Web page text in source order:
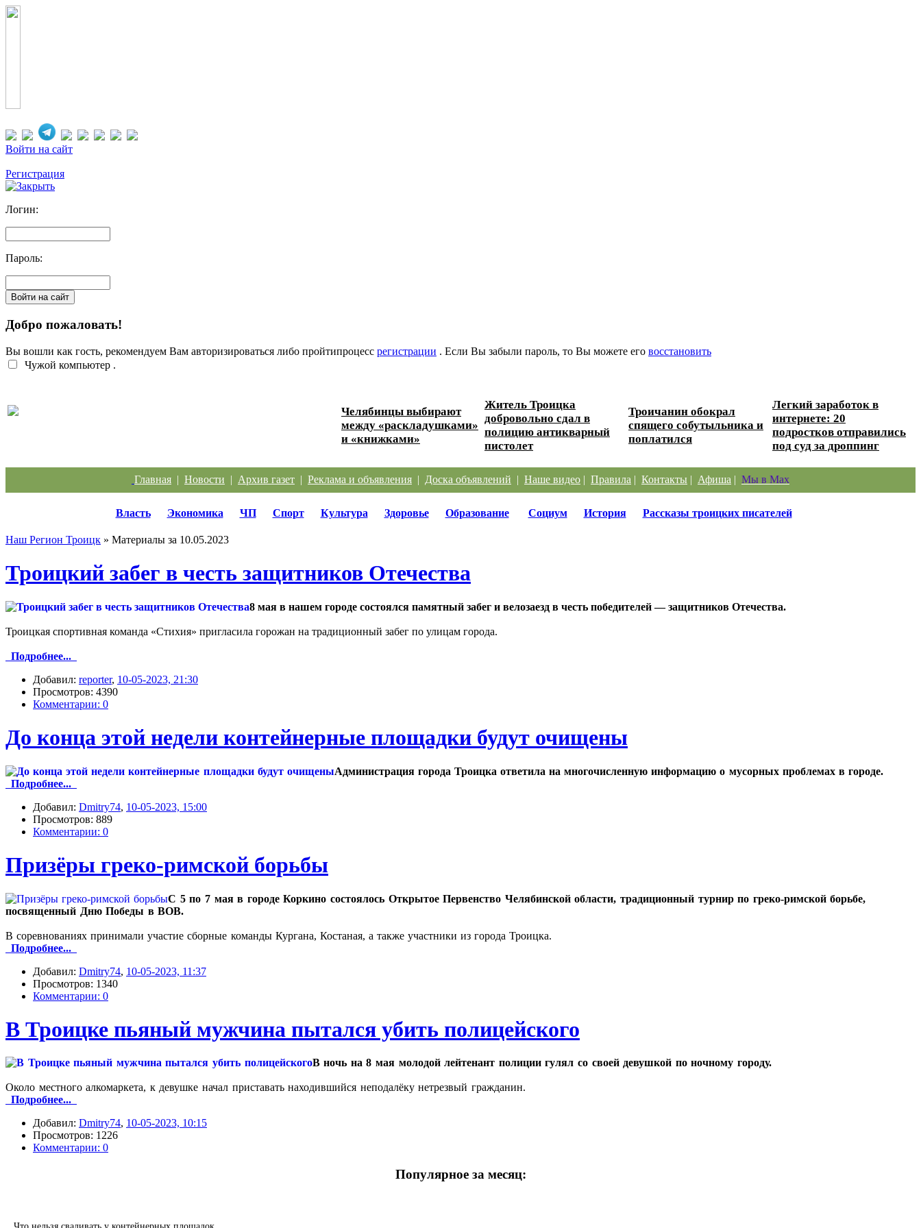
Войти на сайт
Регистрация
Логин:
Пароль:
Добро пожаловать!
Вы вошли как гость, рекомендуем Вам авторизироваться либо пройтипроцесс регистрации . Если Вы забыли пароль, то Вы можете его восстановить
Чужой компьютер .
Челябинцы выбирают
между «раскладушками»
и «книжками»
Житель Троицка
добровольно сдал в
полицию антикварный
пистолет
Троичанин обокрал
спящего собутыльника и
поплатился
Легкий заработок в
интернете: 20
подростков отправились
под суд за дроппинг
Главная | Новости | Архив газет | Реклама и объявления | Доска объявлений | Наше видео | Правила | Контакты | Афиша | Мы в Max
Власть Экономика ЧП Спорт Культура Здоровье Образование Социум История Рассказы троицких писателей
Наш Регион Троицк » Материалы за 10.05.2023
Троицкий забег в честь защитников Отечества
8 мая в нашем городе состоялся памятный забег и велозаезд в честь победителей — защитников Отечества.
Троицкая спортивная команда «Стихия» пригласила горожан на традиционный забег по улицам города.
Подробнее...
Добавил: reporter, 10-05-2023, 21:30
Просмотров: 4390
Комментарии: 0
До конца этой недели контейнерные площадки будут очищены
Администрация города Троицка ответила на многочисленную информацию о мусорных проблемах в городе.
Подробнее...
Добавил: Dmitry74, 10-05-2023, 15:00
Просмотров: 889
Комментарии: 0
Призёры греко-римской борьбы
С 5 по 7 мая в городе Коркино состоялось Открытое Первенство Челябинской области, традиционный турнир по греко-римской борьбе,
посвященный Дню Победы в ВОВ.
В соревнованиях принимали участие сборные команды Кургана, Костаная, а также участники из города Троицка.
Подробнее...
Добавил: Dmitry74, 10-05-2023, 11:37
Просмотров: 1340
Комментарии: 0
В Троицке пьяный мужчина пытался убить полицейского
В ночь на 8 мая молодой лейтенант полиции гулял со своей девушкой по ночному городу.
Около местного алкомаркета, к девушке начал приставать находившийся неподалёку нетрезвый гражданин.
Подробнее...
Добавил: Dmitry74, 10-05-2023, 10:15
Просмотров: 1226
Комментарии: 0
Популярное за месяц: